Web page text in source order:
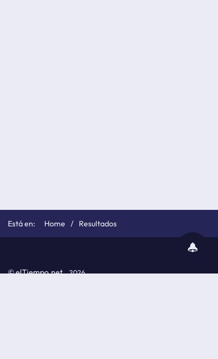
subscribir
notificaciones
Home Resultados
©elTiempo.net 2026